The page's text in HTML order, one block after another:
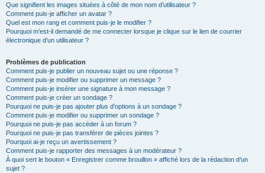
Que signifient les images situées à côté de mon nom d’utilisateur ?
Comment puis-je afficher un avatar ?
Quel est mon rang et comment puis-je le modifier ?
Pourquoi m’est-il demandé de me connecter lorsque je clique sur le lien de courrier
électronique d’un utilisateur ?
Problèmes de publication
Comment puis-je publier un nouveau sujet ou une réponse ?
Comment puis-je modifier ou supprimer un message ?
Comment puis-je insérer une signature à mon message ?
Comment puis-je créer un sondage ?
Pourquoi ne puis-je pas ajouter plus d’options à un sondage ?
Comment puis-je modifier ou supprimer un sondage ?
Pourquoi ne puis-je pas accéder à un forum ?
Pourquoi ne puis-je pas transférer de pièces jointes ?
Pourquoi ai-je reçu un avertissement ?
Comment puis-je rapporter des messages à un modérateur ?
À quoi sert le bouton « Enregistrer comme brouillon » affiché lors de la rédaction d’un
sujet ?